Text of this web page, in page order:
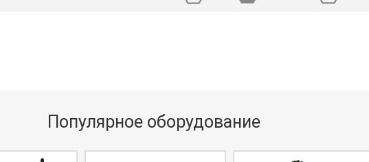
Популярное оборудование